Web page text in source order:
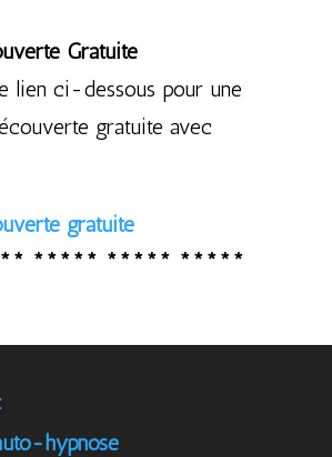
Gratuite
lien ci-dessous pour une
gratuite avec
gratuite
***** ***** *****
hypnose